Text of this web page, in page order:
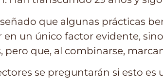
que algunas prácticas
en un único factor evidente,
que, al combinarse,
se preguntarán si esto